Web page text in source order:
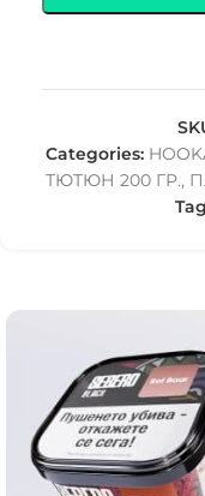
Categories:
ТЮТЮН 200 ГР.,